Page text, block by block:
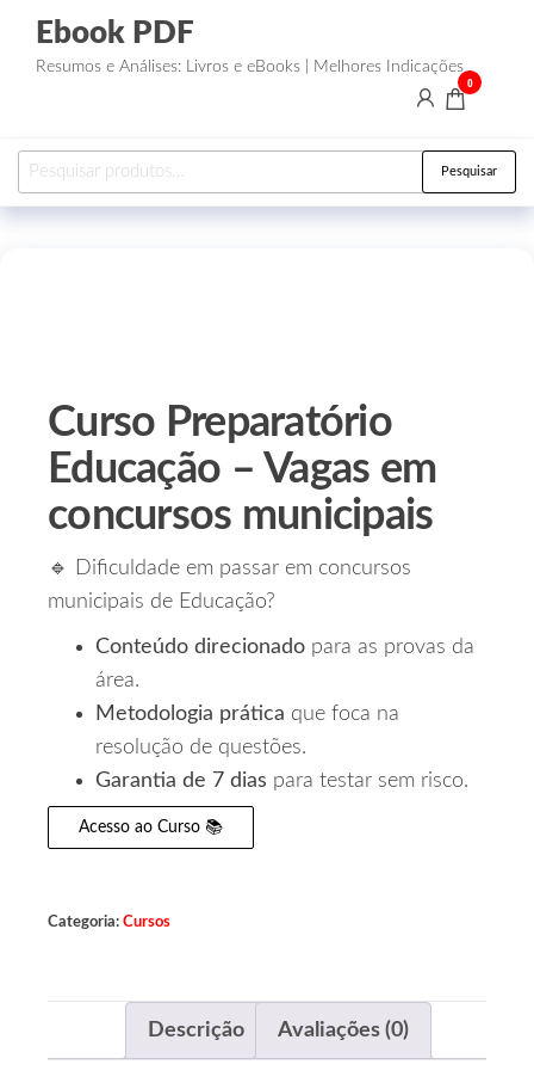
Ebook PDF
Resumos e Análises: Livros e eBooks | Melhores Indicações
0
Pesquisar
Curso Preparatório
Educação – Vagas em
concursos municipais
🔹 Dificuldade em passar em concursos
municipais de Educação?
Conteúdo direcionado para as provas da
área.
Metodologia prática que foca na
resolução de questões.
Garantia de 7 dias para testar sem risco.
Acesso ao Curso 📚
Categoria: Cursos
Descrição Avaliações (0)